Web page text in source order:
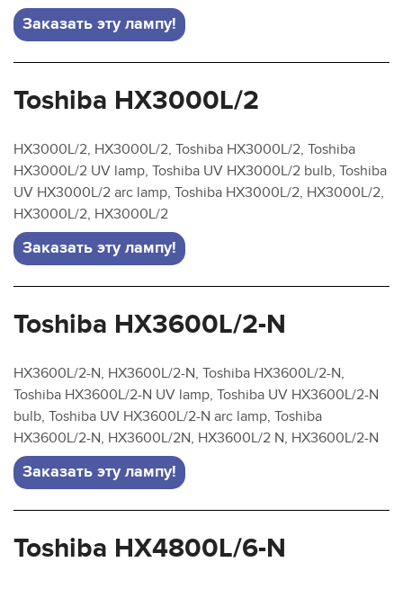
Заказать эту лампу!
Toshiba HX3000L/2
HX3000L/2, HX3000L/2, Toshiba HX3000L/2, Toshiba
HX3000L/2 UV lamp, Toshiba UV HX3000L/2 bulb, Toshiba
UV HX3000L/2 arc lamp, Toshiba HX3000L/2, HX3000L/2,
HX3000L/2, HX3000L/2
Заказать эту лампу!
Toshiba HX3600L/2-N
HX3600L/2-N, HX3600L/2-N, Toshiba HX3600L/2-N,
Toshiba HX3600L/2-N UV lamp, Toshiba UV HX3600L/2-N
bulb, Toshiba UV HX3600L/2-N arc lamp, Toshiba
HX3600L/2-N, HX3600L/2N, HX3600L/2 N, HX3600L/2-N
Заказать эту лампу!
Toshiba HX4800L/6-N